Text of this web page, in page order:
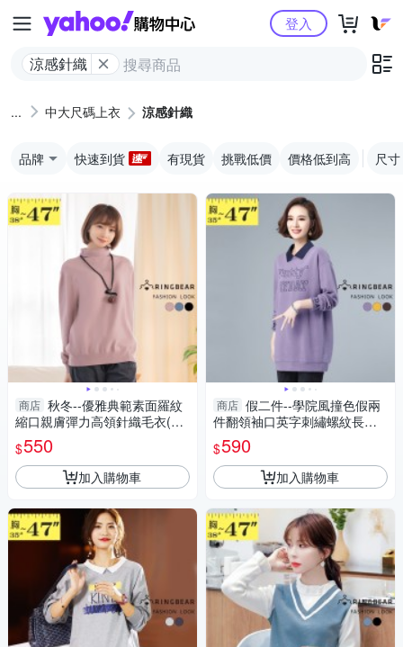
Yahoo購物中心
涼感針織
登入
中大尺碼上衣 涼感針織
品牌 快速到貨 有現貨 挑戰低價 價格低到高 尺寸
商店 秋冬--優雅典範素面羅紋
縮口親膚彈力高領針織毛衣(黑.
粉.藍XL-3L)-X453眼圈熊中大
尺碼
$550
加入購物車
商店 假二件--學院風撞色假兩
件翻領袖口英字刺繡螺紋長袖
上衣(咖.黃.紫L-3L)-X440眼圈
熊中大尺碼
$590
加入購物車